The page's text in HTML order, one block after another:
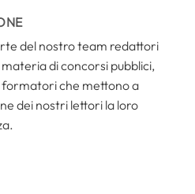
del nostro team redattori
di concorsi pubblici,
che mettono a
dei nostri lettori la loro